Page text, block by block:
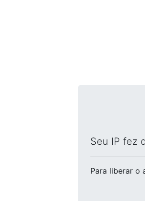
Seu IP fez
Para liberar o